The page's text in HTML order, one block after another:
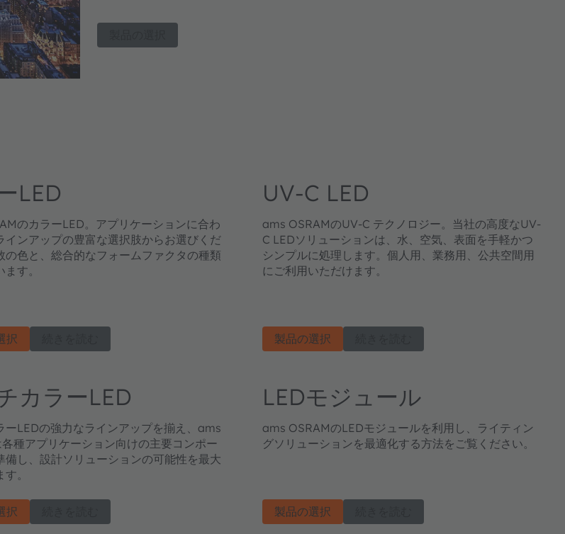
LED
のカラーLED。アプリケーションに合わ
インアップの豊富な選択肢からお選びくだ
の色と、総合的なフォームファクタの種類
す。
択
UV-C LED
ams OSRAMのUV-C テクノロジー。当社の高度なUV-
C LEDソリューションは、水、空気、表面を手軽かつ
シンプルに処理します。個人用、業務用、公共空間用
にご利用いただけます。
製品の選択
カラーLED
ーLEDの強力なラインアップを揃え、ams
種アプリケーション向けの主要コンポー
備し、設計ソリューションの可能性を最大
。
択
LEDモジュール
ams OSRAMのLEDモジュールを利用し、ライティン
グソリューションを最適化する方法をご覧ください。
製品の選択